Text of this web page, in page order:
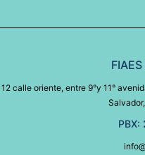
12 calle oriente, entre 9°y 11°